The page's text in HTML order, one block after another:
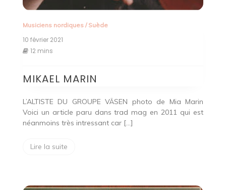
Musiciens nordiques/ Suède
10 février 2021
12 mins
MIKAEL MARIN
L’ALTISTE DU GROUPE VÄSEN photo de Mia Marin
Voici un article paru dans trad mag en 2011 qui est
néanmoins très intressant car […]
Lire la suite